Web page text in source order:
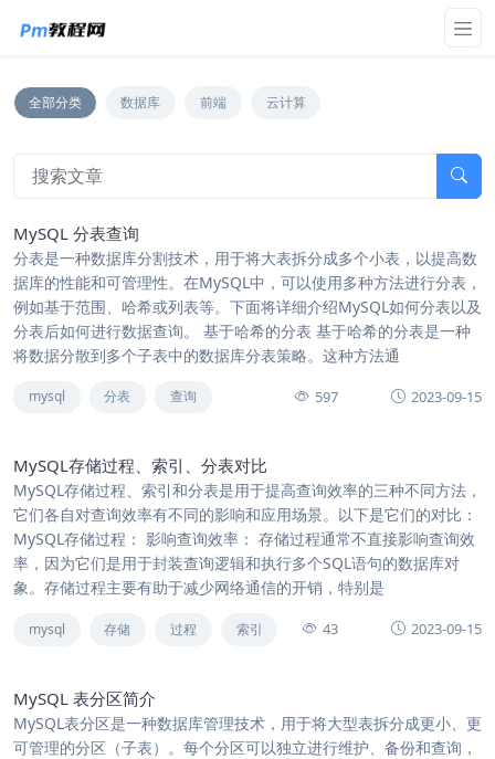
全部分类 数据库 前端 云计算
MySQL 分表查询
分表是一种数据库分割技术，用于将大表拆分成多个小表，以提高数
据库的性能和可管理性。在MySQL中，可以使用多种方法进行分表，
例如基于范围、哈希或列表等。下面将详细介绍MySQL如何分表以及
分表后如何进行数据查询。 基于哈希的分表 基于哈希的分表是一种
将数据分散到多个子表中的数据库分表策略。这种方法通
mysql 分表 查询 597 2023-09-15
MySQL存储过程、索引、分表对比
MySQL存储过程、索引和分表是用于提高查询效率的三种不同方法，
它们各自对查询效率有不同的影响和应用场景。以下是它们的对比：
MySQL存储过程： 影响查询效率： 存储过程通常不直接影响查询效
率，因为它们是用于封装查询逻辑和执行多个SQL语句的数据库对
象。存储过程主要有助于减少网络通信的开销，特别是
mysql 存储 过程 索引 43 2023-09-15
MySQL 表分区简介
MySQL表分区是一种数据库管理技术，用于将大型表拆分成更小、更
可管理的分区（子表）。每个分区可以独立进行维护、备份和查询，